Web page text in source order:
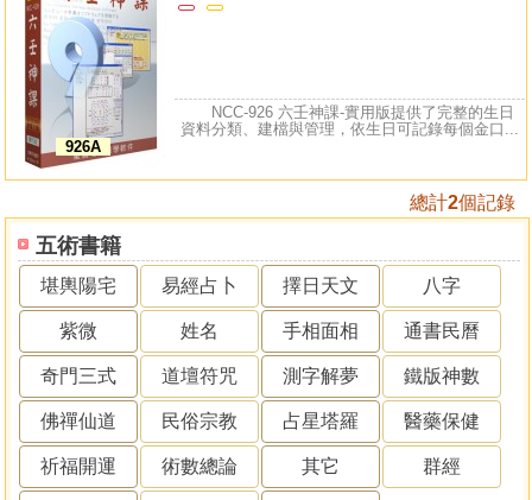
五術書籍
堪輿陽宅 易經占卜 擇日天文 八字
紫微 姓名 手相面相 通書民曆
奇門三式 道壇符咒 測字解夢 鐵版神數
佛禪仙道 民俗宗教 占星塔羅 醫藥保健
祈福開運 術數總論 其它 群經
926A
NCC-926 六壬神課-實用版提供了完整的生日
資料分類、建檔與管理，依生日可記錄每個金口...
總計2個記錄